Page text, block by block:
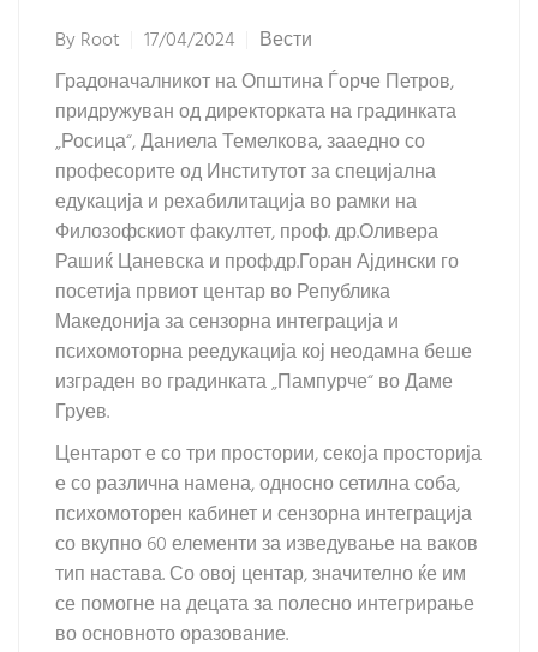
ByRoot 17/04/2024
Вести
Градоначалникот на Општина Ѓорче Петров,
придружуван од директорката на градинката
„Росица“, Даниела Темелкова, зааедно со
професорите од Институтот за специјална
едукација и рехабилитација во рамки на
Филозофскиот факултет, проф. др.Оливера
Рашиќ Цаневска и проф.др.Горан Ајдински го
посетија првиот центар во Република
Македонија за сензорна интеграција и
психомоторна реедукација кој неодамна беше
изграден во градинката „Пампурче“ во Даме
Груев.
Центарот е со три простории, секоја просторија
е со различна намена, односно сетилна соба,
психомоторен кабинет и сензорна интеграција
со вкупно 60 елементи за изведување на ваков
тип настава. Со овој центар, значително ќе им
се помогне на децата за полесно интегрирање
во основното оразование.